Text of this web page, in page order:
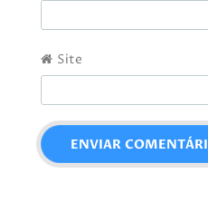
Site